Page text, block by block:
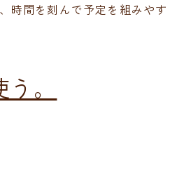
時間を刻んで予定を組みやす
。